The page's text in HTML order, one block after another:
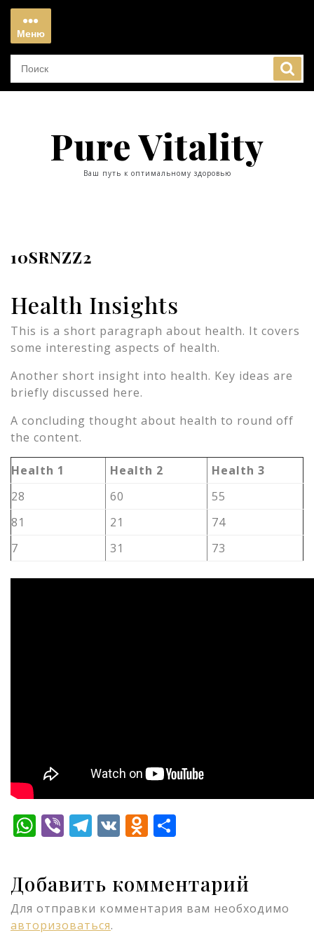
Перейти
содержимому
Меню
Меню
Pure Vitality
Ваш путь к оптимальному здоровью
10SRNZZ2
Health Insights
This is a short paragraph about health. It covers
some interesting aspects of health.
Another short insight into health. Key ideas are
briefly discussed here.
A concluding thought about health to round off
the content.
Health 1 Health 2
Health 3
28
60
55
81
21
74
7
31 73
WhatsApp
ViberTelegram
VKOdnoklassniki
Добавить комментарий
Для отправки комментария вам необходимо
авторизоваться.